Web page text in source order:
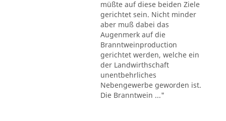
müßte auf diese beiden Ziele
gerichtet sein. Nicht minder
aber muß dabei das
Augenmerk auf die
Branntweinproduction
gerichtet werden, welche ein
der Landwirthschaft
unentbehrliches
Nebengewerbe geworden ist.
Die Branntwein ..."